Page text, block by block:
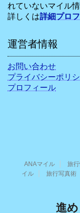
れていないマイル
詳しくは詳細プロ
運営者情報
お問い合わせ
プライバシーポリ
プロフィール
ANAマイル 旅
イル
旅行写真術
進